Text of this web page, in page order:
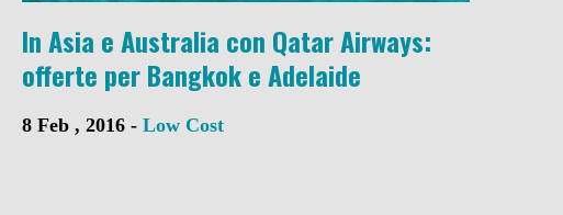
In Asia e Australia con Qatar Airways:
offerte per Bangkok e Adelaide
8 Feb , 2016 -Low Cost